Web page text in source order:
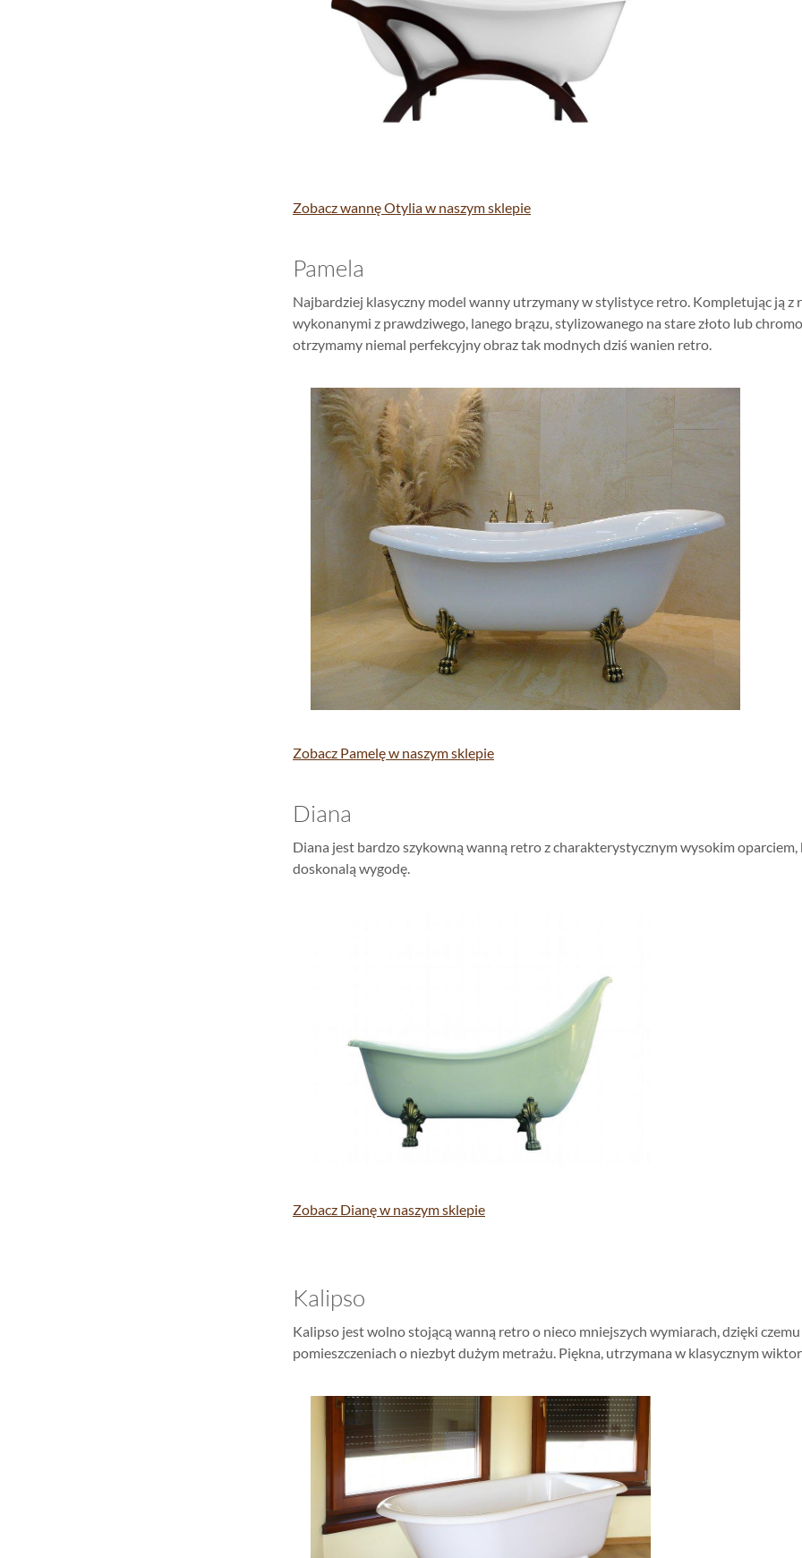
Zobacz wannę Otylia w naszym sklepie
Pamela
Najbardziej klasyczny model wanny utrzymany w stylistyce retro. Kompletując ją z
wykonanymi z prawdziwego, lanego brązu, stylizowanego na stare złoto lub
otrzymamy niemal perfekcyjny obraz tak modnych dziś wanien retro.
Zobacz Pamelę w naszym sklepie
Diana
Diana jest bardzo szykowną wanną retro z charakterystycznym wysokim
doskonalą wygodę.
Zobacz Dianę w naszym sklepie
Kalipso
Kalipso jest wolno stojącą wanną retro o nieco mniejszych wymiarach, dzięki
pomieszczeniach o niezbyt dużym metrażu. Piękna, utrzymana w klasycznym